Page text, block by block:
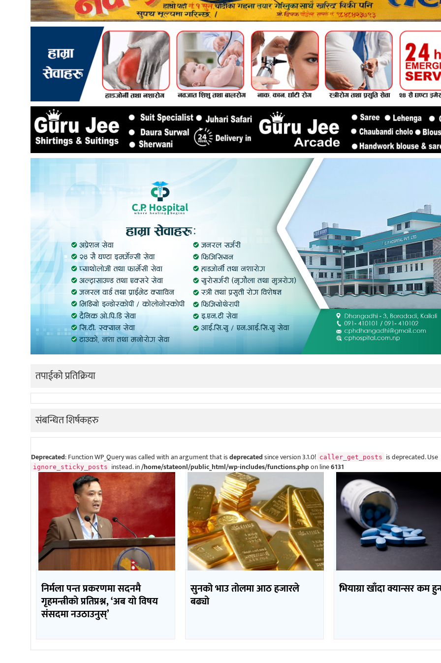
तपाईको प्रतिक्रिया
संबन्धित शिर्षकहरु
Deprecated: Function WP_Query was called with an argument that isdeprecatedsince version 3.1.0! caller_get_posts is deprecated. Use
ignore_sticky_posts instead. in/home/stateonl/public_html/wp-includes/functions.phpon line6131
निर्मला पन्त प्रकरणमा सदनमै
गृहमन्त्रीको प्रतिप्रश्न, ‘अब यो विषय
संसदमा नउठाउनुस्’
सुनको भाउ तोलमा आठ हजारले
बढ्यो
भियाग्रा खाँदा क्यान्सर कम